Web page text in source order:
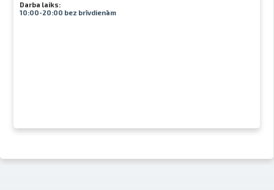
Darba laiks:
10:00-20:00 bez brīvdienām